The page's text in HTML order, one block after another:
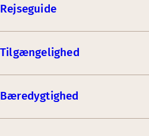
Rejseguide
Tilgængelighed
Bæredygtighed